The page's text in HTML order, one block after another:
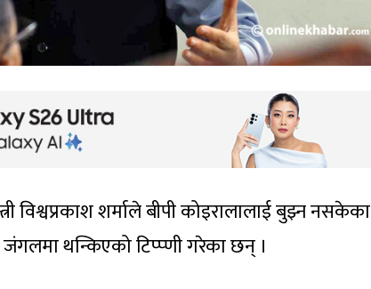
विश्वप्रकाश शर्माले बीपी कोइरालालाई बुझ्न नसकेका
थन्किएको टिप्प्णी गरेका छन् ।